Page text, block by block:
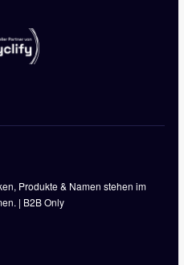
Produkte & Namen stehen im
| B2B Only